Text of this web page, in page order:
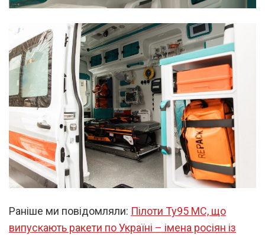
Раніше ми повідомляли: Пілоти Ту95 МС, що
випускають ракети по Україні – імена росіян із